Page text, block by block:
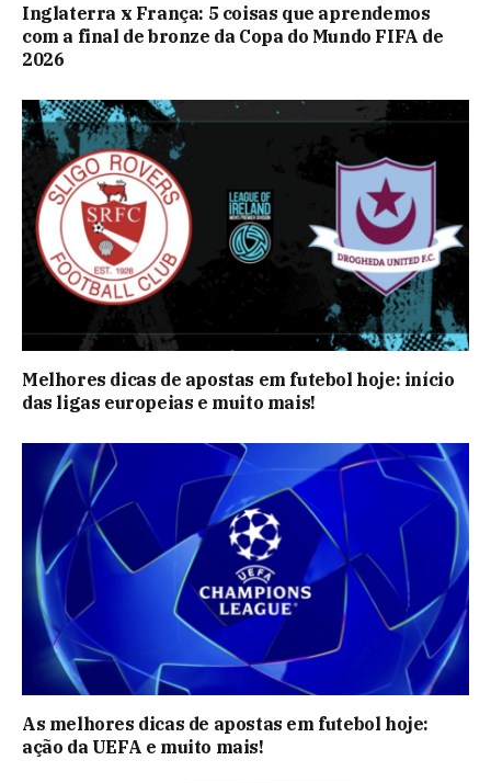
Inglaterra x França: 5 coisas que aprendemos
com a final de bronze da Copa do Mundo FIFA de
2026
Melhores dicas de apostas em futebol hoje: início
das ligas europeias e muito mais!
As melhores dicas de apostas em futebol hoje:
ação da UEFA e muito mais!